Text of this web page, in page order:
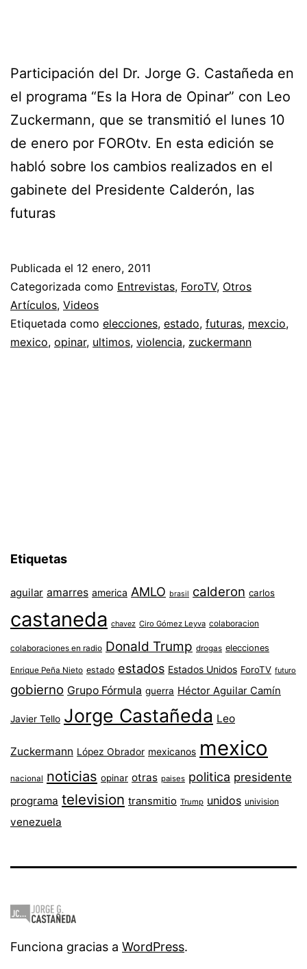
Participación del Dr. Jorge G. Castañeda en
el programa “Es la Hora de Opinar” con Leo
Zuckermann, que se transmitió el lunes 10
de enero por FOROtv. En esta edición se
habló sobre los cambios realizados en el
gabinete del Presidente Calderón, las
futuras
Publicada el 12 enero, 2011
Categorizada como Entrevistas, ForoTV, Otros
Artículos, Videos
Etiquetada como elecciones, estado, futuras, mexcio,
mexico, opinar, ultimos, violencia, zuckermann
Etiquetas
aguilar amarres america AMLO brasil calderon carlos
castaneda chavez Ciro Gómez Leyva colaboracion
colaboraciones en radio Donald Trump drogas elecciones
Enrique Peña Nieto estado estados Estados Unidos ForoTV futuro
gobierno Grupo Fórmula guerra Héctor Aguilar Camín
Javier Tello Jorge Castañeda Leo
Zuckermann López Obrador mexicanos mexico
nacional noticias opinar otras paises politica presidente
programa television transmitio Trump unidos univision
venezuela
Funciona gracias a WordPress.